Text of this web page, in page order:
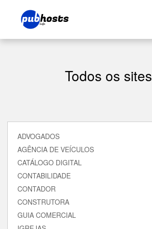
Todos os sites
ADVOGADOS
AGÊNCIA DE VEÍCULOS
CATÁLOGO DIGITAL
CONTABILIDADE
CONTADOR
CONSTRUTORA
GUIA COMERCIAL